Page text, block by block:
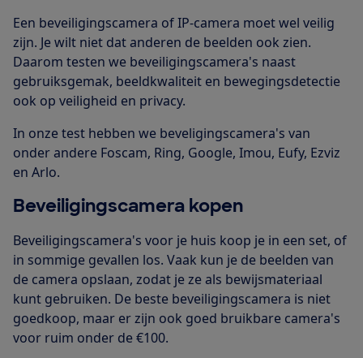
Een beveiligingscamera of IP-camera moet wel veilig
zijn. Je wilt niet dat anderen de beelden ook zien.
Daarom testen we beveiligingscamera's naast
gebruiksgemak, beeldkwaliteit en bewegingsdetectie
ook op veiligheid en privacy.
In onze test hebben we beveligingscamera's van
onder andere Foscam, Ring, Google, Imou, Eufy, Ezviz
en Arlo.
Beveiligingscamera kopen
Beveiligingscamera's voor je huis koop je in een set, of
in sommige gevallen los. Vaak kun je de beelden van
de camera opslaan, zodat je ze als bewijsmateriaal
kunt gebruiken. De beste beveiligingscamera is niet
goedkoop, maar er zijn ook goed bruikbare camera's
voor ruim onder de €100.